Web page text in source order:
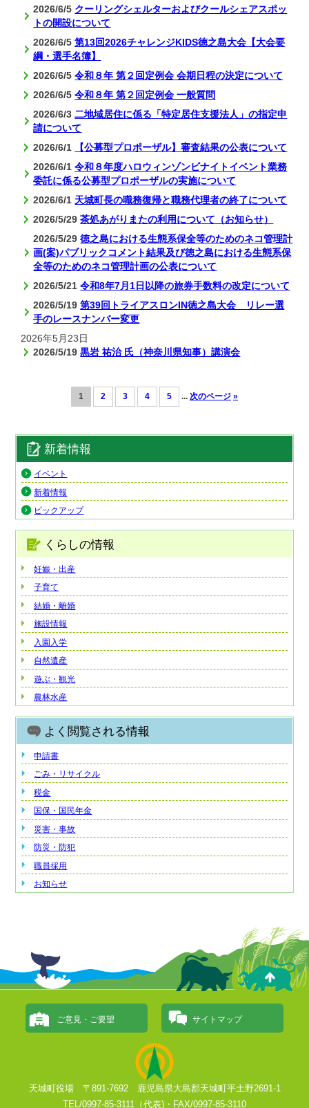
2026/6/5 クーリングシェルターおよびクールシェアスポッ
トの開設について
2026/6/5第13回2026チャレンジKIDS徳之島大会【大会要
綱・選手名簿】
2026/6/5令和８年 第２回定例会 会期日程の決定について
2026/6/5令和８年 第２回定例会 一般質問
2026/6/3二地域居住に係る「特定居住支援法人」の指定申
請について
2026/6/1
【公募型プロポーザル】審査結果の公表について
2026/6/1令和８年度ハロウィンゾンビナイトイベント業務
委託に係る公募型プロポーザルの実施について
2026/6/1 天城町長の職務復帰と職務代理者の終了について
2026/5/29茶処あがりまたの利用について（お知らせ）
2026/5/29徳之島における生態系保全等のためのネコ管理計
画(案)パブリックコメント結果及び徳之島における生態系保
全等のためのネコ管理計画の公表について
2026/5/21令和8年7月1日以降の旅券手数料の改定について
2026/5/19第39回トライアスロンIN徳之島大会 リレー選
手のレースナンバー変更
2026年5月23日
2026/5/19黒岩 祐治 氏（神奈川県知事）講演会
1 2 3 4 5 ... 次のページ »
新着情報
イベント
新着情報
ピックアップ
くらしの情報
妊娠・出産
子育て
結婚・離婚
施設情報
入園入学
自然遺産
遊ぶ・観光
農林水産
よく閲覧される情報
申請書
ごみ・リサイクル
税金
国保・国民年金
災害・事故
防災・防犯
職員採用
お知らせ
ご意見・ご要望 サイトマップ
天城町役場 〒891-7692 鹿児島県大島郡天城町平土野2691-1
TEL/0997-85-3111（代表)・FAX/0997-85-3110